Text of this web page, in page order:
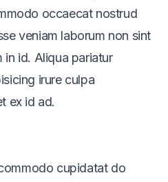
occaecat nostrud
veniam laborum non sint
in id. Aliqua pariatur
irure culpa
ex id ad.
cupidatat do